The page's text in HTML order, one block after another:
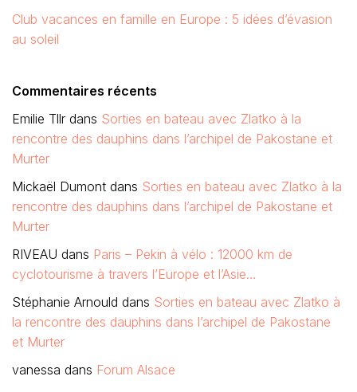
Club vacances en famille en Europe : 5 idées d’évasion
au soleil
Commentaires récents
Emilie Tllr dans Sorties en bateau avec Zlatko à la
rencontre des dauphins dans l’archipel de Pakostane et
Murter
Mickaël Dumont dans Sorties en bateau avec Zlatko à la
rencontre des dauphins dans l’archipel de Pakostane et
Murter
RIVEAU dans Paris – Pekin à vélo : 12000 km de
cyclotourisme à travers l’Europe et l’Asie…
Stéphanie Arnould dans Sorties en bateau avec Zlatko à
la rencontre des dauphins dans l’archipel de Pakostane
et Murter
vanessa dans Forum Alsace